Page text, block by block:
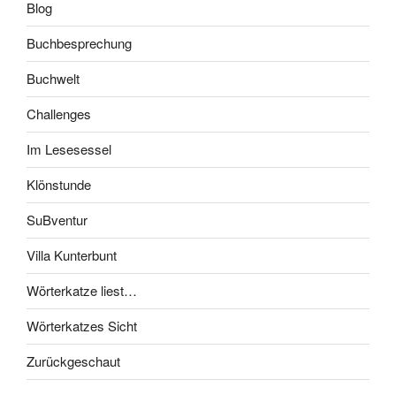
Blog
Buchbesprechung
Buchwelt
Challenges
Im Lesesessel
Klönstunde
SuBventur
Villa Kunterbunt
Wörterkatze liest…
Wörterkatzes Sicht
Zurückgeschaut